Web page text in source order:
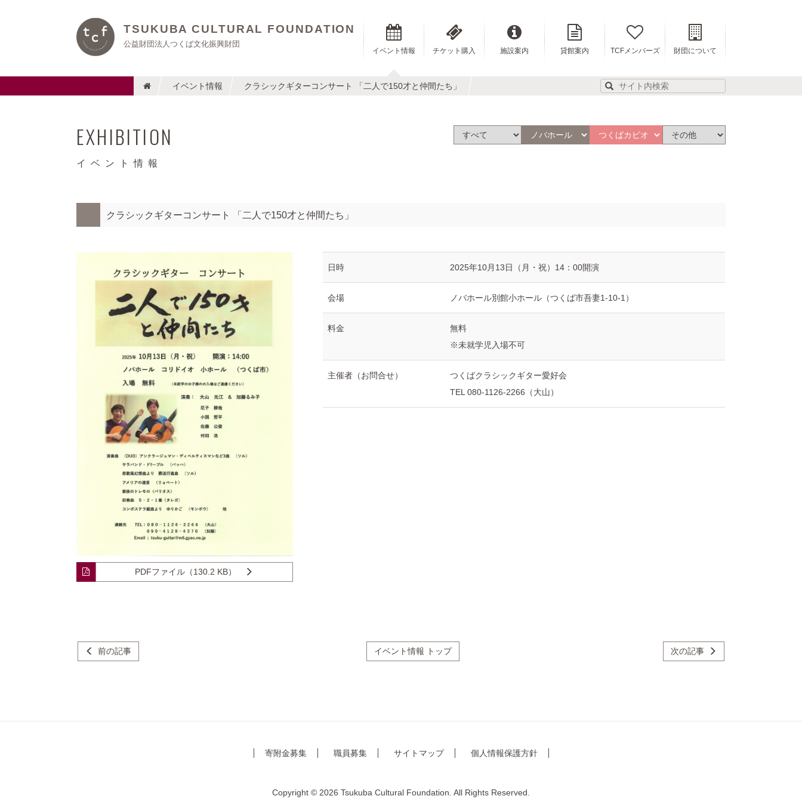
TSUKUBA CULTURAL FOUNDATION
公益財団法人つくば文化振興財団
イベント情報 チケット購入 施設案内 貸館案内 TCFメンバーズ 財団について
イベント情報 クラシックギターコンサート 「二人で150才と仲間たち」
EXHIBITION
イベント情報
クラシックギターコンサート 「二人で150才と仲間たち」
PDFファイル（130.2 KB）
日時 2025年10月13日（月・祝）14：00開演
会場 ノバホール別館小ホール（つくば市吾妻1-10-1）
料金
無料
※未就学児入場不可
主催者（お問合せ）
つくばクラシックギター愛好会
TEL 080-1126-2266（大山）
前の記事 イベント情報 トップ 次の記事
寄附金募集 職員募集 サイトマップ 個人情報保護方針
Copyright © 2026 Tsukuba Cultural Foundation. All Rights Reserved.